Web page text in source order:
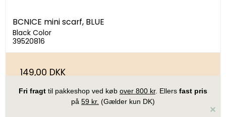
BCNICE mini scarf, BLUE
Black Color
39520816
149,00 DKK
Vis produkt